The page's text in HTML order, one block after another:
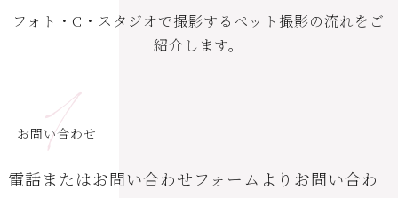
フォト・C・スタジオで撮影するペット撮影の流れをご
紹介します。
1
お問い合わせ
電話またはお問い合わせフォームよりお問い合わ